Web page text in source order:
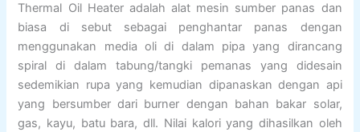
Thermal Oil Heater adalah alat mesin sumber panas dan
biasa di sebut sebagai penghantar panas dengan
menggunakan media oli di dalam pipa yang dirancang
spiral di dalam tabung/tangki pemanas yang didesain
sedemikian rupa yang kemudian dipanaskan dengan api
yang bersumber dari burner dengan bahan bakar solar,
gas, kayu, batu bara, dll. Nilai kalori yang dihasilkan oleh